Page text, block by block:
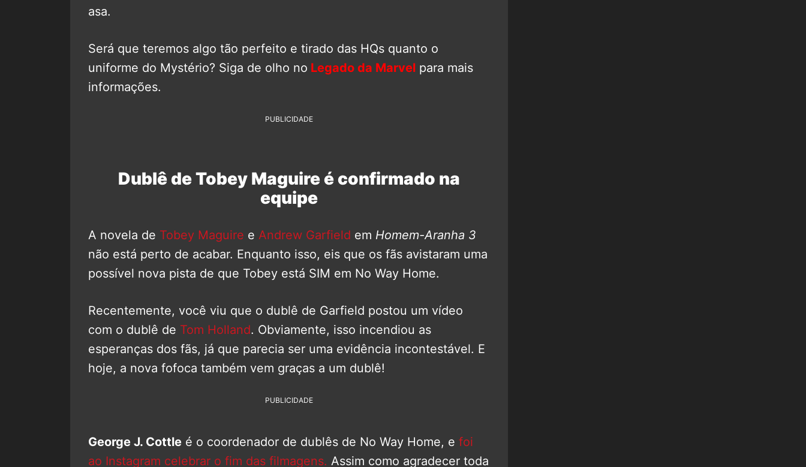
asa.
Será que teremos algo tão perfeito e tirado das HQs quanto o
uniforme do Mystério? Siga de olho no Legado da Marvel para mais
informações.
PUBLICIDADE
Dublê de Tobey Maguire é confirmado na
equipe
A novela de Tobey Maguire e Andrew Garfield em Homem-Aranha 3
não está perto de acabar. Enquanto isso, eis que os fãs avistaram uma
possível nova pista de que Tobey está SIM em No Way Home.
Recentemente, você viu que o dublê de Garfield postou um vídeo
com o dublê de Tom Holland. Obviamente, isso incendiou as
esperanças dos fãs, já que parecia ser uma evidência incontestável. E
hoje, a nova fofoca também vem graças a um dublê!
PUBLICIDADE
George J. Cottle é o coordenador de dublês de No Way Home, e foi
ao Instagram celebrar o fim das filmagens. Assim como agradecer toda